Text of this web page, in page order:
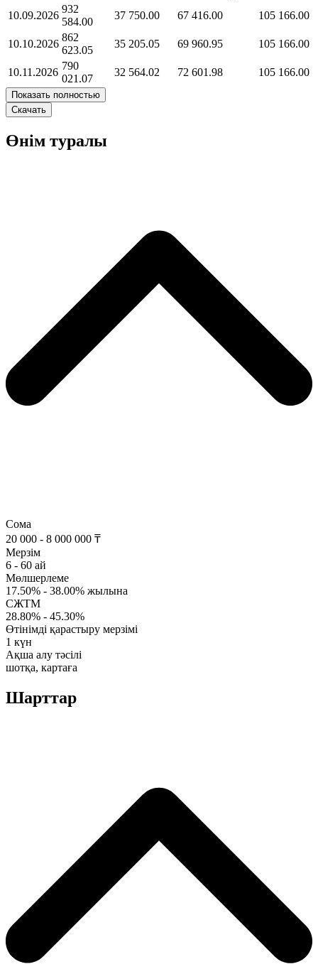
10.09.2026
932
584.00
37 750.00 67 416.00 105 166.00
10.10.2026
862
623.05
35 205.05 69 960.95 105 166.00
10.11.2026
790
021.07
32 564.02 72 601.98 105 166.00
Показать полностью
Скачать
Өнім туралы
Сома
20 000 - 8 000 000 ₸
Мерзім
6 - 60 ай
Мөлшерлеме
17.50% - 38.00% жылына
СЖТМ
28.80% - 45.30%
Өтінімді қарастыру мерзімі
1 күн
Ақша алу тәсілі
шотқа, картаға
Шарттар